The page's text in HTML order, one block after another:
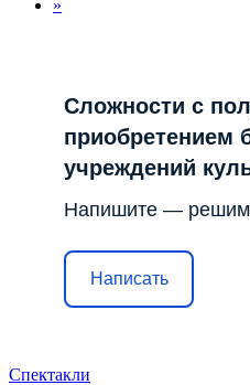
»
Сложности с
приобретением
учреждений
Напишите —
Написать
Спектакли